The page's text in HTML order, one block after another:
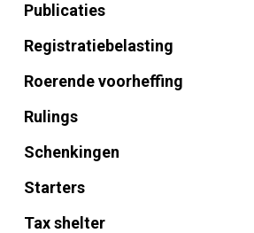
Publicaties
Registratiebelasting
Roerende voorheffing
Rulings
Schenkingen
Starters
Tax shelter